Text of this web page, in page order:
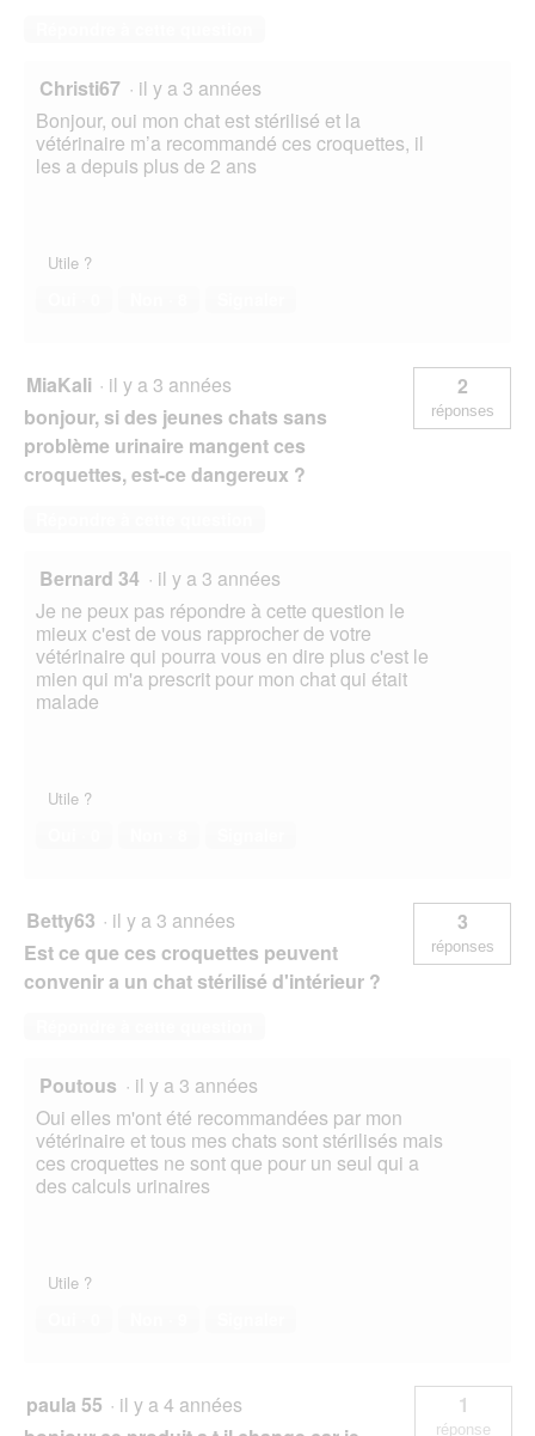
Christi67 · il y a 3 années
Bonjour, oui mon chat est stérilisé et la
vétérinaire m’a recommandé ces croquettes, il
les a depuis plus de 2 ans
Utile ?
MiaKali · il y a 3 années
bonjour, si des jeunes chats sans
problème urinaire mangent ces
croquettes, est-ce dangereux ?
2
réponses
Bernard 34 · il y a 3 années
Je ne peux pas répondre à cette question le
mieux c'est de vous rapprocher de votre
vétérinaire qui pourra vous en dire plus c'est le
mien qui m'a prescrit pour mon chat qui était
malade
Utile ?
Betty63 · il y a 3 années
Est ce que ces croquettes peuvent
convenir a un chat stérilisé d'intérieur ?
3
réponses
Poutous · il y a 3 années
Oui elles m'ont été recommandées par mon
vétérinaire et tous mes chats sont stérilisés mais
ces croquettes ne sont que pour un seul qui a
des calculs urinaires
Utile ?
paula 55 · il y a 4 années
1
réponse